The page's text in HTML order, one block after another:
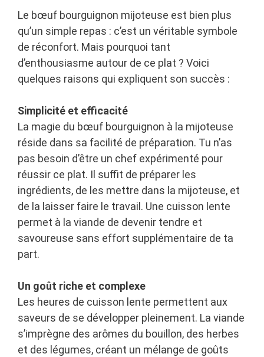
Le bœuf bourguignon mijoteuse est bien plus
qu’un simple repas : c’est un véritable symbole
de réconfort. Mais pourquoi tant
d’enthousiasme autour de ce plat ? Voici
quelques raisons qui expliquent son succès :
Simplicité et efficacité
La magie du bœuf bourguignon à la mijoteuse
réside dans sa facilité de préparation. Tu n’as
pas besoin d’être un chef expérimenté pour
réussir ce plat. Il suffit de préparer les
ingrédients, de les mettre dans la mijoteuse, et
de la laisser faire le travail. Une cuisson lente
permet à la viande de devenir tendre et
savoureuse sans effort supplémentaire de ta
part.
Un goût riche et complexe
Les heures de cuisson lente permettent aux
saveurs de se développer pleinement. La viande
s’imprègne des arômes du bouillon, des herbes
et des légumes, créant un mélange de goûts